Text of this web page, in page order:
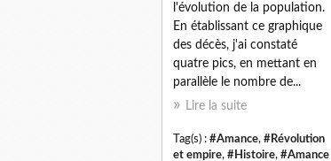
l'évolution de la population.
En établissant ce graphique
des décès, j'ai constaté
quatre pics, en mettant en
parallèle le nombre de...
Lire la suite
Tag(s) : #Amance, #Révolution
et empire, #Histoire, #Amance